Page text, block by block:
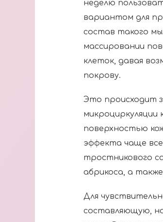
неделю
вариантом для
состав такого
массировании
клеток, давая
покрову.
Это происходит
микроциркуляции
поверхностью
эффекта чаще
тростникового
абрикоса, а
Для
составляющую,